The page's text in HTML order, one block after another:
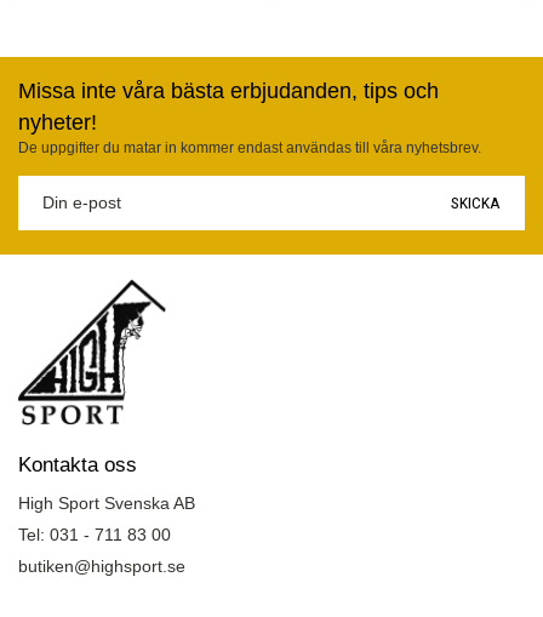
Missa inte våra bästa erbjudanden, tips och
nyheter!
De uppgifter du matar in kommer endast användas till våra nyhetsbrev.
SKICKA
Kontakta oss
High Sport Svenska AB
Tel: 031 - 711 83 00
butiken@highsport.se